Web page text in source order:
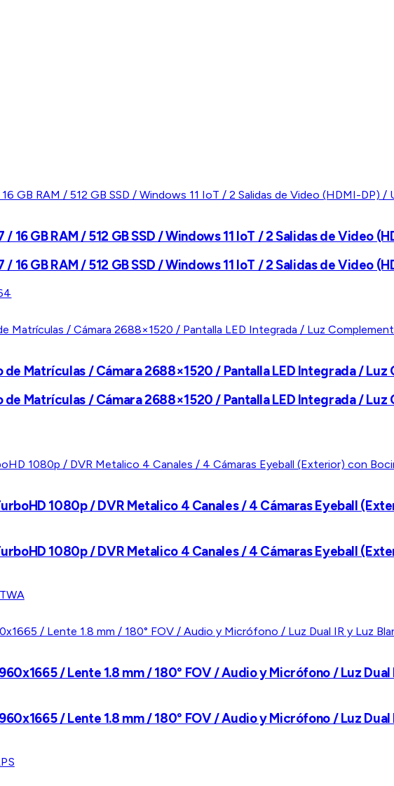
16 GB RAM / 512 GB SSD / Windows 11 IoT / 2 Salidas de Video
16 GB RAM / 512 GB SSD / Windows 11 IoT / 2 Salidas de Video
de Matrículas / Cámara 2688×1520 / Pantalla LED Integrada /
de Matrículas / Cámara 2688×1520 / Pantalla LED Integrada /
1080p / DVR Metalico 4 Canales / 4 Cámaras Eyeball
1080p / DVR Metalico 4 Canales / 4 Cámaras Eyeball
/ Lente 1.8 mm / 180° FOV / Audio y Micrófono / Luz
/ Lente 1.8 mm / 180° FOV / Audio y Micrófono / Luz